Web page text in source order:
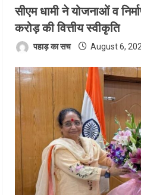
सीएम धामी ने योजनाओं व
करोड़ की वित्तीय स्वीकृति
पहाड़ का सच August 6,